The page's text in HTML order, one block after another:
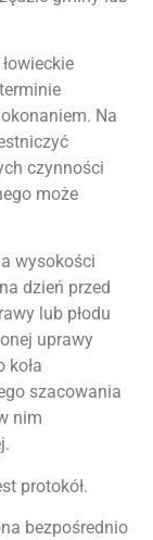
Na
czynności
może
wysokości
dzień przed
lub płodu
uprawy
koła
szacowania
nim
protokół.
bezpośrednio